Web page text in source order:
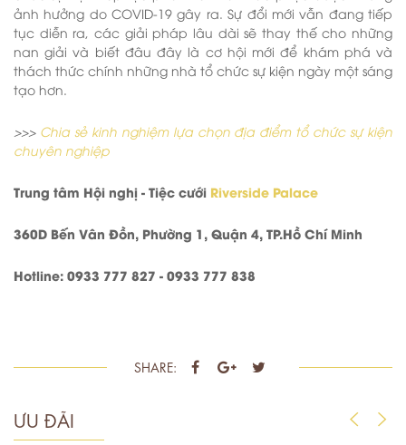
ảnh hưởng do COVID-19 gây ra. Sự đổi mới vẫn đang tiếp
tục diễn ra, các giải pháp lâu dài sẽ thay thế cho những
nan giải và biết đâu đây là cơ hội mới để khám phá và
thách thức chính những nhà tổ chức sự kiện ngày một sáng
tạo hơn.
>>> Chia sẻ kinh nghiệm lựa chọn địa điểm tổ chức sự kiện
chuyên nghiệp
Trung tâm Hội nghị - Tiệc cưới Riverside Palace
360D Bến Vân Đồn, Phường 1, Quận 4, TP.Hồ Chí Minh
Hotline: 0933 777 827 - 0933 777 838
SHARE:
ƯU ĐÃI